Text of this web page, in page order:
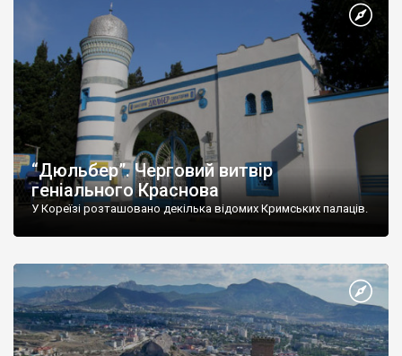
“Дюльбер”. Черговий витвір
геніального Краснова
У Кореїзі розташовано декілька відомих Кримських палаців.